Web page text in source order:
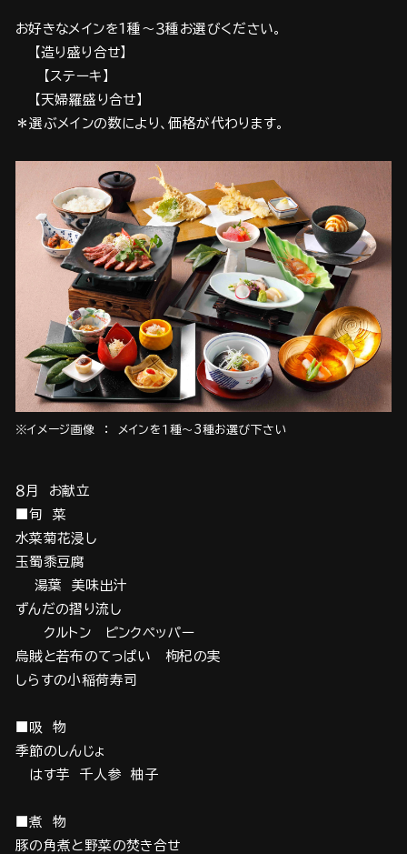
お好きなメインを1種～３種お選びください。
【造り盛り合せ】
【ステーキ】
【天婦羅盛り合せ】
＊選ぶメインの数により、価格が代わります。
※イメージ画像 ： メインを１種～3種お選び下さい
８月 お献立
■旬 菜
水菜菊花浸し
玉蜀黍豆腐
湯葉 美味出汁
ずんだの摺り流し
クルトン ピンクペッパー
烏賊と若布のてっぱい 枸杞の実
しらすの小稲荷寿司
■吸 物
季節のしんじょ
はす芋 千人参 柚子
■煮 物
豚の角煮と野菜の焚き合せ